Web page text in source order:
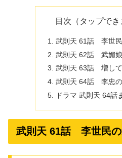
目次（タップでき
武則天 61話 李世
武則天 62話 武媚
武則天 63話 増し
武則天 64話 李忠の
ドラマ 武則天 64話
武則天 61話 李世民